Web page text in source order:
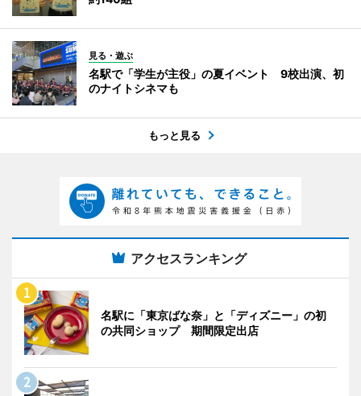
見る・遊ぶ
名駅で「学生が主役」の夏イベント 9校出演、初
のナイトシネマも
もっと見る
アクセスランキング
名駅に「東京ばな奈」と「ディズニー」の初
の共同ショップ 期間限定出店